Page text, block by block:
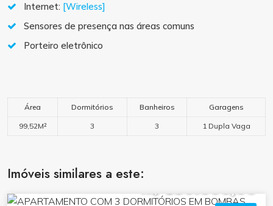
Internet: [Wireless]
Sensores de presença nas áreas comuns
Porteiro eletrônico
Área Dormitórios Banheiros Garagens
99,52M² 3 3 1 Dupla Vaga
Imóveis similares a este:
R$ 850.000,00